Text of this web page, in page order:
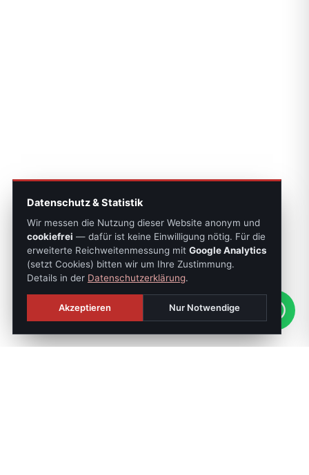
Datenschutz & Statistik
Wir messen die Nutzung dieser Website anonym und
cookiefrei — dafür ist keine Einwilligung nötig. Für die
erweiterte Reichweitenmessung mit Google Analytics
(setzt Cookies) bitten wir um Ihre Zustimmung.
Details in der Datenschutzerklärung.
Akzeptieren Nur Notwendige